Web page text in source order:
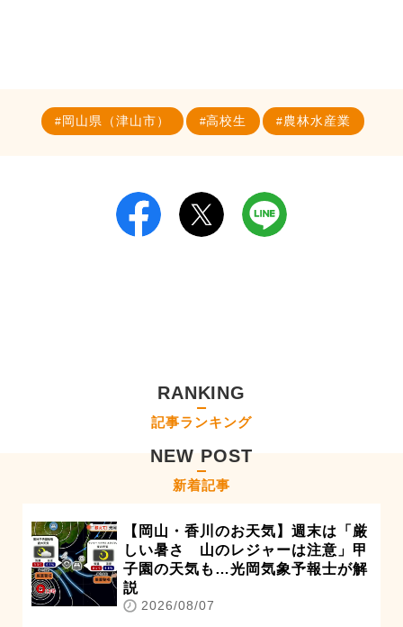
岡山県（津山市） 高校生 農林水産業
RANKING
記事ランキング
NEW POST
新着記事
【岡山・香川のお天気】週末は「厳
しい暑さ 山のレジャーは注意」甲
子園の天気も…光岡気象予報士が解
説
2026/08/07